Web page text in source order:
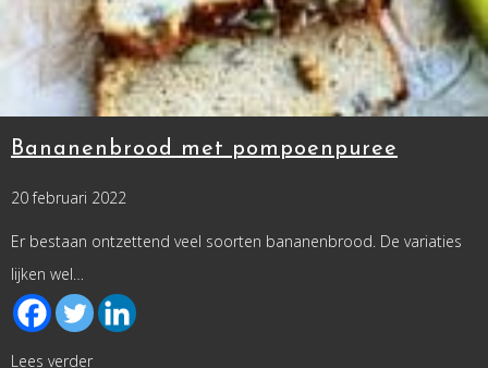
Bananenbrood met pompoenpuree
20 februari 2022
Er bestaan ontzettend veel soorten bananenbrood. De variaties
lijken wel…
Lees verderabout Bananenbrood met pompoenpuree